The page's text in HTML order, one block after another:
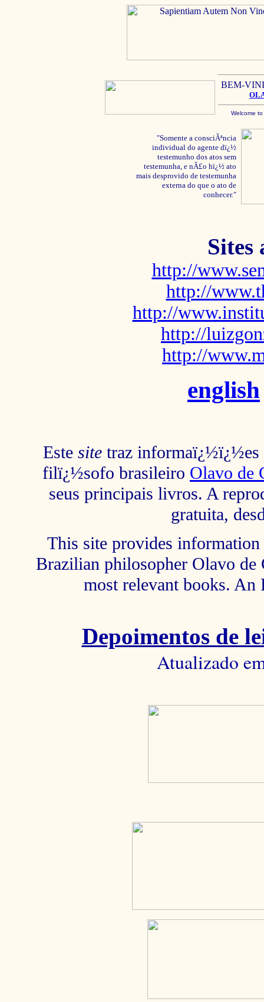
BEM-
Welcome
"Somente a consciÃªncia
individual do agente dï¿½
testemunho dos atos sem
testemunha, e nÃ£o hï¿½ ato
mais desprovido de testemunha
externa do que o ato de
conhecer."
Sites
http://
http://
http://
http://
http://
english
Este site traz informaï¿½ï¿½es
filï¿½sofo brasileiro Olavo de
seus principais livros. A
gratuita,
This site provides
Brazilian philosopher Olavo de
most relevant books.
Depoimentos de
Atualizado